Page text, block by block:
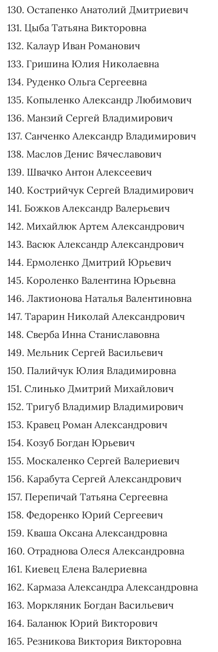
118. Заславский Юрий Иванович
119. Задорожный Андрей Викторович
120. Шипайло Остап Игоревич
121. Шинкаренко Иван Анатольевич
122. Совгиря Ольга Владимировна
123. Крейденко Владимир Викторович
124. Тарасенко Тарас Петрович
125. Сольский Николай Тарасович
126. Фролов Павел Валерьевич
127. Новиков Михаил Николаевич
128. Подгорная Виктория Валентиновна
129. Хоменко Елена Викторовна
130. Остапенко Анатолий Дмитриевич
131. Цыба Татьяна Викторовна
132. Калаур Иван Романович
133. Гришина Юлия Николаевна
134. Руденко Ольга Сергеевна
135. Копыленко Александр Любимович
136. Манзий Сергей Владимирович
137. Санченко Александр Владимирович
138. Маслов Денис Вячеславович
139. Швачко Антон Алексеевич
140. Кострийчук Сергей Владимирович
141. Божков Александр Валерьевич
142. Михайлюк Артем Александрович
143. Васюк Александр Александрович
144. Ермоленко Дмитрий Юрьевич
145. Короленко Валентина Юрьевна
146. Лактионова Наталья Валентиновна
147. Тарарин Николай Александрович
148. Сверба Инна Станиславовна
149. Мельник Сергей Васильевич
150. Палийчук Юлия Владимировна
151. Слинько Дмитрий Михайлович
152. Тригуб Владимир Владимирович
153. Кравец Роман Александрович